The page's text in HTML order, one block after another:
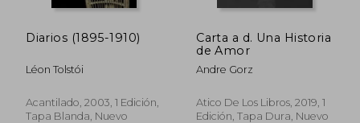
Diarios (1895-1910)
Léon Tolstói
Acantilado, 2003, 1 Edición,
Tapa Blanda, Nuevo
Carta a d. Una Historia
de Amor
Andre Gorz
Atico De Los Libros, 2019, 1
Edición, Tapa Dura, Nuevo